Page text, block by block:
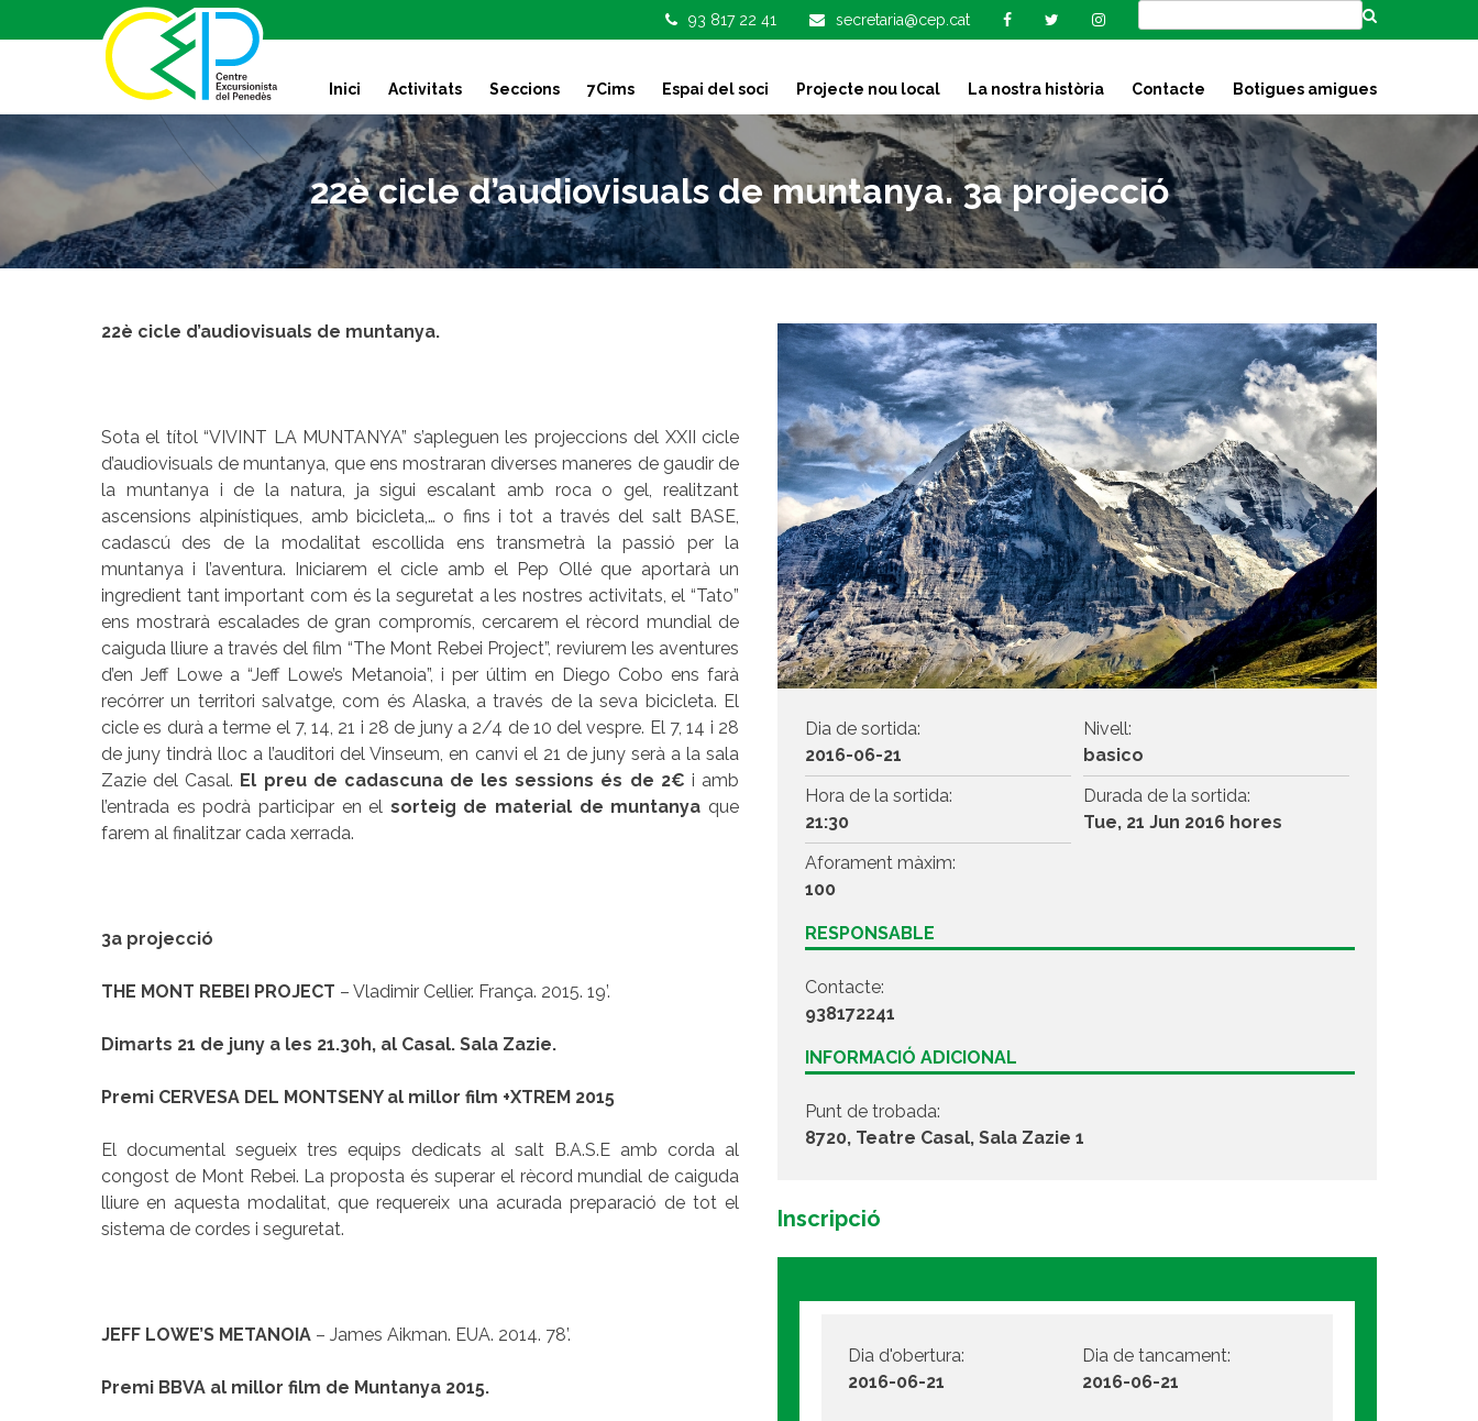
k
t
93 817 22 41 secretaria@cep.cat
Inici Activitats Seccions 7Cims Espai del soci Projecte nou local La nostra història Contacte Botigues amigues
22è cicle d’audiovisuals de muntanya. 3a projecció
22è cicle d’audiovisuals de muntanya.
Sota el títol “VIVINT LA MUNTANYA” s’apleguen les projeccions del XXII cicle
d’audiovisuals de muntanya, que ens mostraran diverses maneres de gaudir de
la muntanya i de la natura, ja sigui escalant amb roca o gel, realitzant
ascensions alpinístiques, amb bicicleta,… o fins i tot a través del salt BASE,
cadascú des de la modalitat escollida ens transmetrà la passió per la
muntanya i l’aventura. Iniciarem el cicle amb el Pep Ollé que aportarà un
ingredient tant important com és la seguretat a les nostres activitats, el “Tato”
ens mostrarà escalades de gran compromís, cercarem el rècord mundial de
caiguda lliure a través del film “The Mont Rebei Project”, reviurem les aventures
d’en Jeff Lowe a “Jeff Lowe’s Metanoia”, i per últim en Diego Cobo ens farà
recórrer un territori salvatge, com és Alaska, a través de la seva bicicleta. El
cicle es durà a terme el 7, 14, 21 i 28 de juny a 2/4 de 10 del vespre. El 7, 14 i 28
de juny tindrà lloc a l’auditori del Vinseum, en canvi el 21 de juny serà a la sala
Zazie del Casal. El preu de cadascuna de les sessions és de 2€ i amb
l’entrada es podrà participar en el sorteig de material de muntanya que
farem al finalitzar cada xerrada.
3a projecció
THE MONT REBEI PROJECT – Vladimir Cellier. França. 2015. 19’.
Dimarts 21 de juny a les 21.30h, al Casal. Sala Zazie.
Premi CERVESA DEL MONTSENY al millor film +XTREM 2015
El documental segueix tres equips dedicats al salt B.A.S.E amb corda al
congost de Mont Rebei. La proposta és superar el rècord mundial de caiguda
lliure en aquesta modalitat, que requereix una acurada preparació de tot el
sistema de cordes i seguretat.
JEFF LOWE’S METANOIA – James Aikman. EUA. 2014. 78’.
Premi BBVA al millor film de Muntanya 2015.
Dia de sortida:
2016-06-21
Nivell:
basico
Hora de la sortida:
21:30
Durada de la sortida:
Tue, 21 Jun 2016 hores
Aforament màxim:
100
RESPONSABLE
Contacte:
938172241
INFORMACIÓ ADICIONAL
Punt de trobada:
8720, Teatre Casal, Sala Zazie 1
Inscripció
Dia d'obertura:
2016-06-21
Dia de tancament:
2016-06-21